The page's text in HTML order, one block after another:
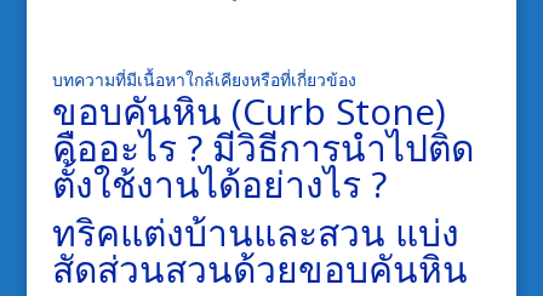
บทความที่มีเนื้อหาใกล้เคียงหรือที่เกี่ยวข้อง
ขอบคันหิน (Curb Stone)
คืออะไร ? มีวิธีการนำไปติด
ตั้งใช้งานได้อย่างไร ?
ทริคแต่งบ้านและสวน แบ่ง
สัดส่วนสวนด้วยขอบคันหิน